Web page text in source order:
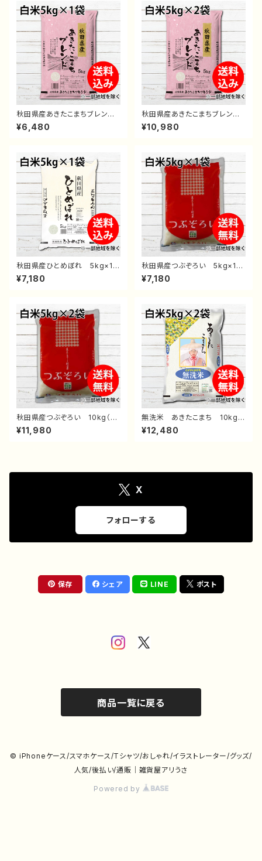
秋田県産あきたこまちブレン
ド 5kg×1袋 送料無料 白
米 精米 お米 おすすめ 通
¥6,480
秋田県産あきたこまちブレン
ド 10kg（5kg×2袋） 送料無
料 白米 精米 お米 おすす
米 10キロ
¥10,980
秋田県産ひとめぼれ 5kg×1
袋 送料無料 白米 精米
お米 おすすめ 通販 後払
¥7,180
秋田県産つぶぞろい 5kg×1
袋 送料無料 白米 精米
お米 おすすめ 通販 後払
¥7,180
秋田県産つぶぞろい 10kg（5k
g×2袋） 送料無料 白米 精
米 お米 おすすめ 通販 後
¥11,980
無洗米 あきたこまち 10kg
（5kg×2袋） 送料無料 白
米 精米 お米 おすすめ 通
¥12,480
X
フォローする
保存 シェア LINE ポスト
商品一覧に戻る
© iPhoneケース/スマホケース/Tシャツ/おしゃれ/イラストレーター/グッズ/
人気/後払い/通販｜雑貨屋アリうさ
Powered by